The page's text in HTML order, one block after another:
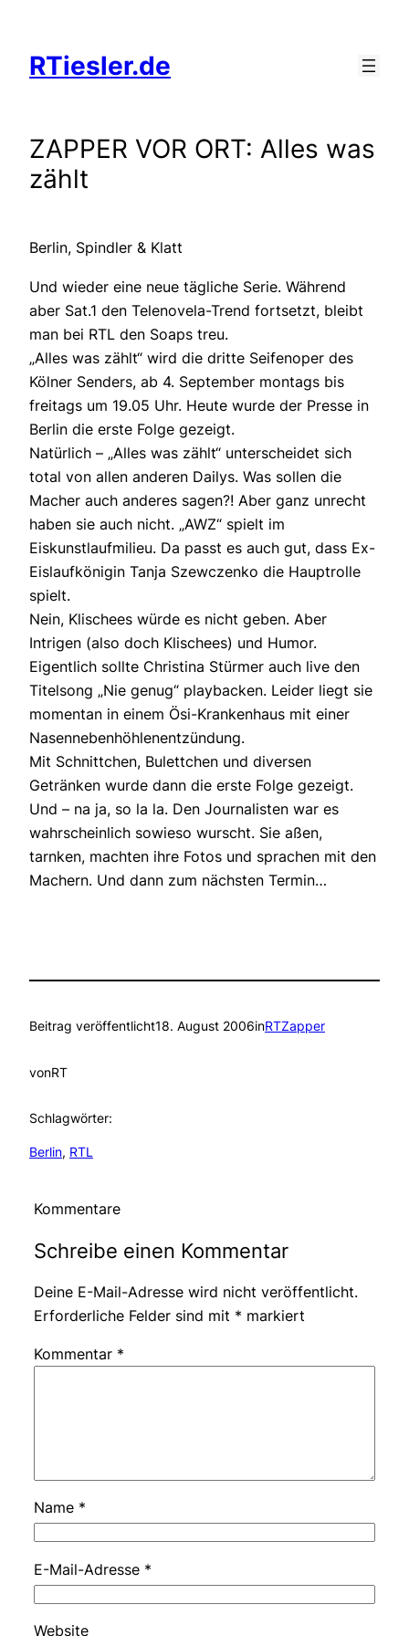
springen
RTiesler.de
ZAPPER VOR ORT: Alles was
zählt
Berlin, Spindler & Klatt
Und wieder eine neue tägliche Serie. Während
aber Sat.1 den Telenovela-Trend fortsetzt, bleibt
man bei RTL den Soaps treu.
„Alles was zählt“ wird die dritte Seifenoper des
Kölner Senders, ab 4. September montags bis
freitags um 19.05 Uhr. Heute wurde der Presse in
Berlin die erste Folge gezeigt.
Natürlich – „Alles was zählt“ unterscheidet sich
total von allen anderen Dailys. Was sollen die
Macher auch anderes sagen?! Aber ganz unrecht
haben sie auch nicht. „AWZ“ spielt im
Eiskunstlaufmilieu. Da passt es auch gut, dass Ex-
Eislaufkönigin Tanja Szewczenko die Hauptrolle
spielt.
Nein, Klischees würde es nicht geben. Aber
Intrigen (also doch Klischees) und Humor.
Eigentlich sollte Christina Stürmer auch live den
Titelsong „Nie genug“ playbacken. Leider liegt sie
momentan in einem Ösi-Krankenhaus mit einer
Nasennebenhöhlenentzündung.
Mit Schnittchen, Bulettchen und diversen
Getränken wurde dann die erste Folge gezeigt.
Und – na ja, so la la. Den Journalisten war es
wahrscheinlich sowieso wurscht. Sie aßen,
tarnken, machten ihre Fotos und sprachen mit den
Machern. Und dann zum nächsten Termin…
Beitrag veröffentlicht18. August 2006inRTZapper
vonRT
Schlagwörter:
Berlin, RTL
Kommentare
Schreibe einen Kommentar
Deine E-Mail-Adresse wird nicht veröffentlicht.
Erforderliche Felder sind mit * markiert
Kommentar *
Name *
E-Mail-Adresse *
Website